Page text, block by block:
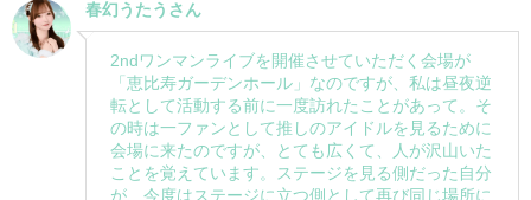
春幻うたうさん
2ndワンマンライブを開催させていただく会場が
「恵比寿ガーデンホール」なのですが、私は昼夜逆
転として活動する前に一度訪れたことがあって。そ
の時は一ファンとして推しのアイドルを見るために
会場に来たのですが、とても広くて、人が沢山いた
ことを覚えています。ステージを見る側だった自分
が、今度はステージに立つ側として再び同じ場所に